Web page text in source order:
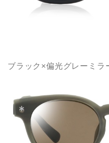
ブラック×偏光グレーミラ